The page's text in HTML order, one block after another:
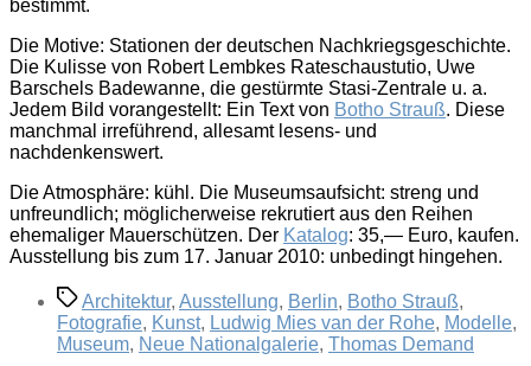
bestimmt.
Die Motive: Stationen der deutschen Nachkriegsgeschichte.
Die Kulisse von Robert Lembkes Rateschaustutio, Uwe
Barschels Badewanne, die gestürmte Stasi-Zentrale u. a.
Jedem Bild vorangestellt: Ein Text von Botho Strauß. Diese
manchmal irreführend, allesamt lesens- und
nachdenkenswert.
Die Atmosphäre: kühl. Die Museumsaufsicht: streng und
unfreundlich; möglicherweise rekrutiert aus den Reihen
ehemaliger Mauerschützen. Der Katalog: 35,— Euro, kaufen.
Ausstellung bis zum 17. Januar 2010: unbedingt hingehen.
Schlagwörter
Architektur, Ausstellung, Berlin, Botho Strauß,
Fotografie, Kunst, Ludwig Mies van der Rohe, Modelle,
Museum, Neue Nationalgalerie, Thomas Demand